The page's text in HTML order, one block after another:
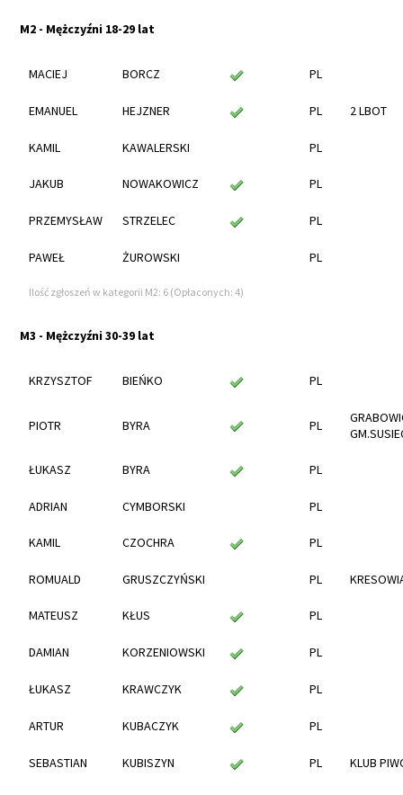
M2 - Mężczyźni 18-29 lat
MACIEJ BORCZ PL
EMANUEL HEJZNER PL 2 LBOT
KAMIL KAWALERSKI PL
JAKUB NOWAKOWICZ PL
PRZEMYSŁAW STRZELEC PL
PAWEŁ ŻUROWSKI PL
Ilość zgłoszeń w kategorii M2: 6 (Opłaconych: 4)
M3 - Mężczyźni 30-39 lat
KRZYSZTOF BIEŃKO PL
PIOTR BYRA PL
ŁUKASZ BYRA PL
ADRIAN CYMBORSKI PL
KAMIL CZOCHRA PL
ROMUALD GRUSZCZYŃSKI PL
MATEUSZ KŁUS PL
DAMIAN KORZENIOWSKI PL
ŁUKASZ KRAWCZYK PL
ARTUR KUBACZYK PL
SEBASTIAN KUBISZYN PL KLUB